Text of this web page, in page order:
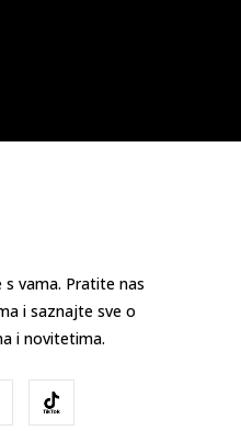
vama. Pratite nas
i saznajte sve o
i novitetima.